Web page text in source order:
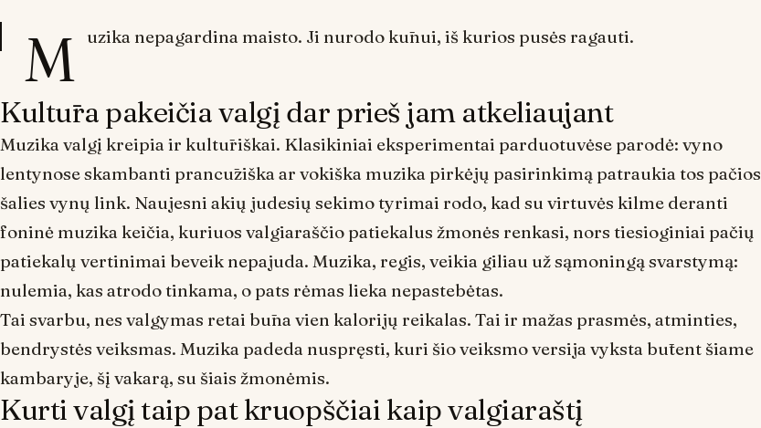
M uzika nepagardina maisto. Ji nurodo kūnui, iš kurios pusės ragauti.
Kultūra pakeičia valgį dar prieš jam atkeliaujant
Muzika valgį kreipia ir kultūriškai. Klasikiniai eksperimentai parduotuvėse parodė: vyno
lentynose skambanti prancūziška ar vokiška muzika pirkėjų pasirinkimą patraukia tos pačios
šalies vynų link. Naujesni akių judesių sekimo tyrimai rodo, kad su virtuvės kilme deranti
foninė muzika keičia, kuriuos valgiaraščio patiekalus žmonės renkasi, nors tiesioginiai pačių
patiekalų vertinimai beveik nepajuda. Muzika, regis, veikia giliau už sąmoningą svarstymą:
nulemia, kas atrodo tinkama, o pats rėmas lieka nepastebėtas.
Tai svarbu, nes valgymas retai būna vien kalorijų reikalas. Tai ir mažas prasmės, atminties,
bendrystės veiksmas. Muzika padeda nuspręsti, kuri šio veiksmo versija vyksta būtent šiame
kambaryje, šį vakarą, su šiais žmonėmis.
Kurti valgį taip pat kruopščiai kaip valgiaraštį